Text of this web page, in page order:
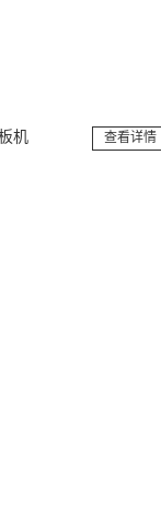
查看详情 →